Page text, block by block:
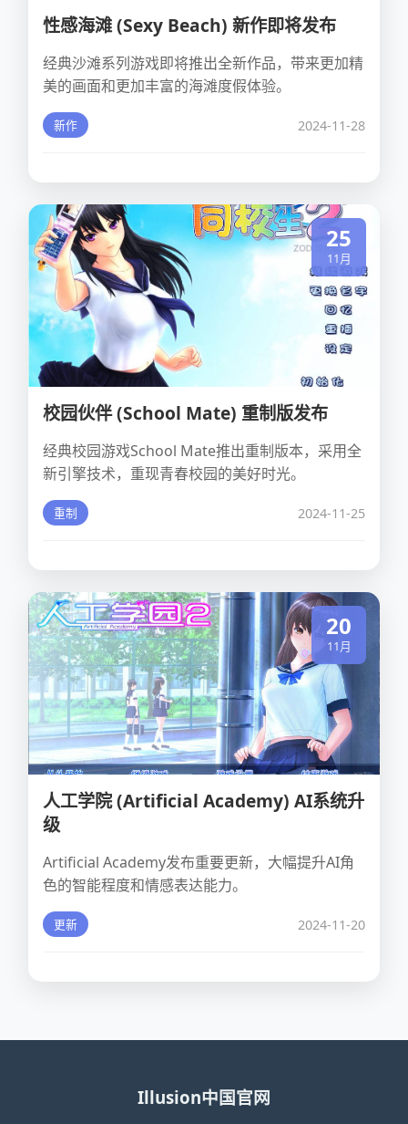
性感海滩 (Sexy Beach) 新作即将发布
经典沙滩系列游戏即将推出全新作品，带来更加精
美的画面和更加丰富的海滩度假体验。
新作 2024-11-28
25
11月
校园伙伴 (School Mate) 重制版发布
经典校园游戏School Mate推出重制版本，采用全
新引擎技术，重现青春校园的美好时光。
重制 2024-11-25
20
11月
人工学院 (Artificial Academy) AI系统升
级
Artificial Academy发布重要更新，大幅提升AI角
色的智能程度和情感表达能力。
更新 2024-11-20
Illusion中国官网